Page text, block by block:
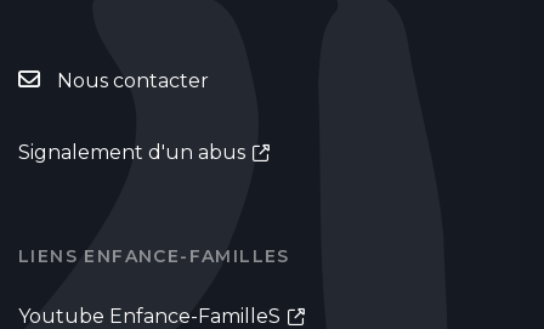
Nous contacter
Signalement d'un abus
LIENS ENFANCE-FAMILLES
Youtube Enfance-FamilleS